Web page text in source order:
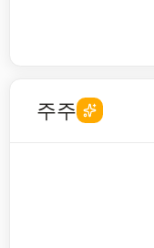
주주